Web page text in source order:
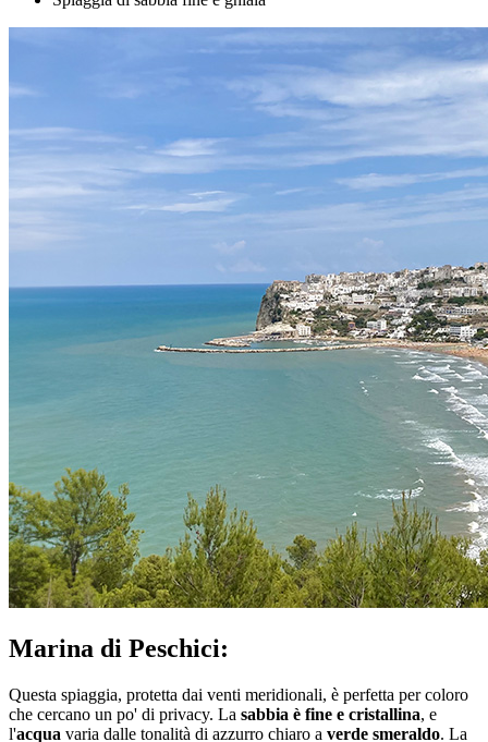
Marina di Peschici:
Questa spiaggia, protetta dai venti meridionali, è perfetta per coloro
che cercano un po' di privacy. La sabbia è fine e cristallina, e
l'acqua varia dalle tonalità di azzurro chiaro a verde smeraldo. La